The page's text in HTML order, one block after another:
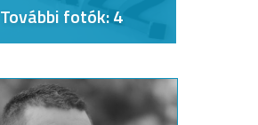
További fotók: 4